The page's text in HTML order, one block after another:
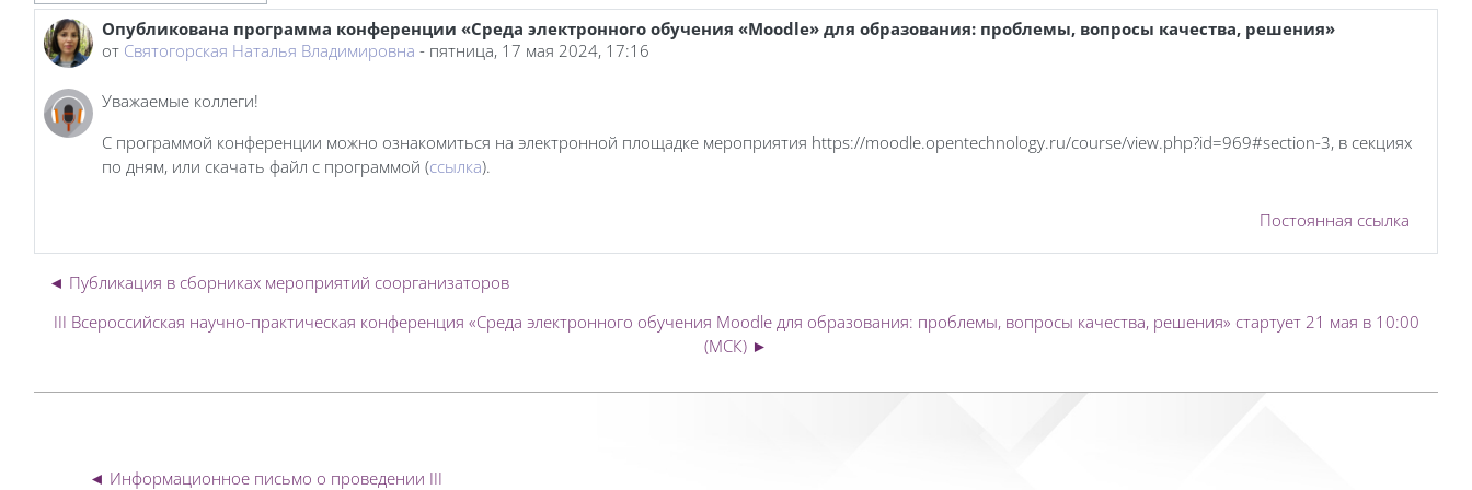
Опубликована программа конференции «Среда электронного обучения «Moodle» для образования: проблемы, вопросы качества, решения»
от Святогорская Наталья Владимировна - пятница, 17 мая 2024, 17:16
Количество ответов: 0
Уважаемые коллеги!
С программой конференции можно ознакомиться на электронной площадке мероприятия https://moodle.opentechnology.ru/course/view.php?id=969#section-3, в секциях
по дням, или скачать файл с программой (ссылка).
Постоянная ссылка
◄ Публикация в сборниках мероприятий соорганизаторов
III Всероссийская научно-практическая конференция «Среда электронного обучения Moodle для образования: проблемы, вопросы качества, решения» стартует 21 мая в 10:00
(МСК) ►
◄ Информационное письмо о проведении III